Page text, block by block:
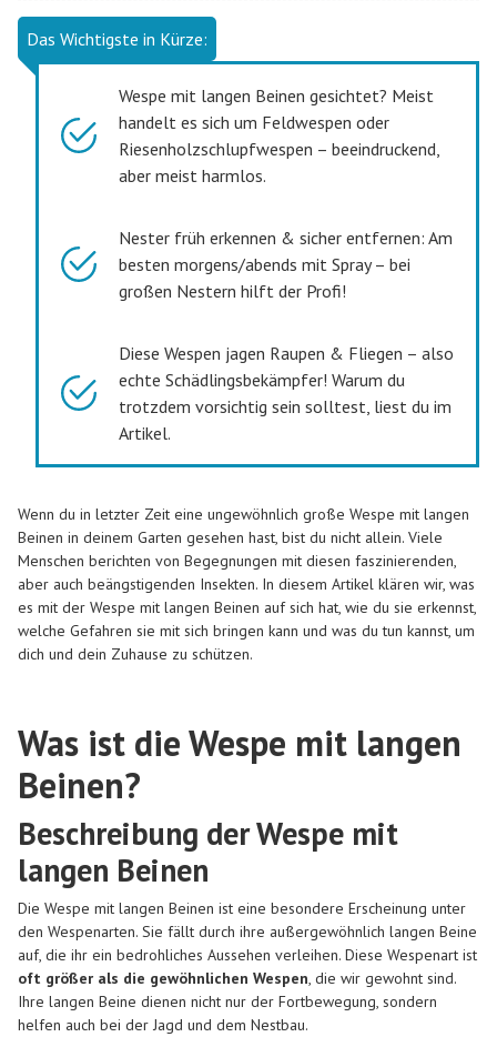
Das Wichtigste in Kürze:
Wespe mit langen Beinen gesichtet? Meist
handelt es sich um Feldwespen oder
Riesenholzschlupfwespen – beeindruckend,
aber meist harmlos.
Nester früh erkennen & sicher entfernen: Am
besten morgens/abends mit Spray – bei
großen Nestern hilft der Profi!
Diese Wespen jagen Raupen & Fliegen – also
echte Schädlingsbekämpfer! Warum du
trotzdem vorsichtig sein solltest, liest du im
Artikel.
Wenn du in letzter Zeit eine ungewöhnlich große Wespe mit langen
Beinen in deinem Garten gesehen hast, bist du nicht allein. Viele
Menschen berichten von Begegnungen mit diesen faszinierenden,
aber auch beängstigenden Insekten. In diesem Artikel klären wir, was
es mit der Wespe mit langen Beinen auf sich hat, wie du sie erkennst,
welche Gefahren sie mit sich bringen kann und was du tun kannst, um
dich und dein Zuhause zu schützen.
Was ist die Wespe mit langen
Beinen?
Beschreibung der Wespe mit
langen Beinen
Die Wespe mit langen Beinen ist eine besondere Erscheinung unter
den Wespenarten. Sie fällt durch ihre außergewöhnlich langen Beine
auf, die ihr ein bedrohliches Aussehen verleihen. Diese Wespenart ist
oft größer als die gewöhnlichen Wespen, die wir gewohnt sind.
Ihre langen Beine dienen nicht nur der Fortbewegung, sondern
helfen auch bei der Jagd und dem Nestbau.